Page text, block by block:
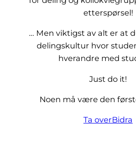
etterspørsel!
… Men viktigst av alt er at
delingskultur hvor
hverandre med
Just do it!
Noen må være den
Ta overBidra